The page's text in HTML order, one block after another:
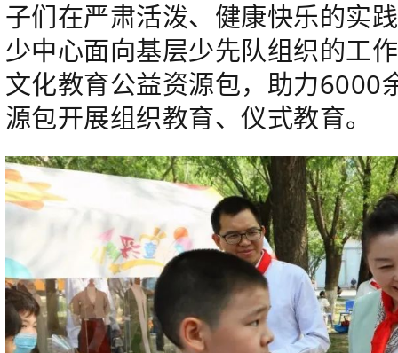
子们在严肃活泼、健康快乐的实
少中心面向基层少先队组织的工
文化教育公益资源包，助力6000
源包开展组织教育、仪式教育。